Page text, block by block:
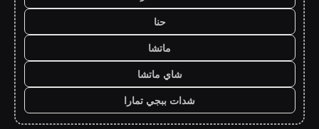
حنا
ماتشا
شاي ماتشا
شدات ببجي تمارا